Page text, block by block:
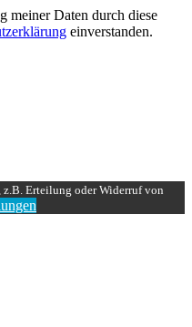
meiner Daten durch diese
einverstanden.
Erteilung oder Widerruf von